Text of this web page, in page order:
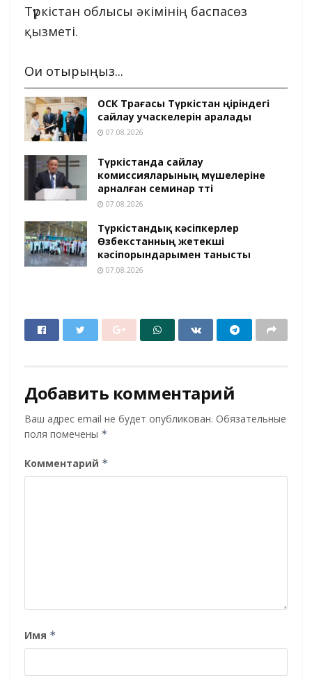
Түркістан облысы әкімінің баспасөз
қызметі.
Оқи отырыңыз...
ОСК Төрағасы Түркістан өңіріндегі
сайлау учаскелерін аралады
07.08.2026
Түркістанда сайлау
комиссияларының мүшелеріне
арналған семинар өтті
07.08.2026
Түркістандық кәсіпкерлер
Өзбекстанның жетекші
кәсіпорындарымен танысты
07.08.2026
Добавить комментарий
Ваш адрес email не будет опубликован. Обязательные
поля помечены *
Комментарий *
Имя *